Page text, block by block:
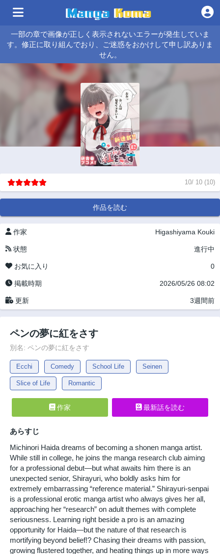
一部の章で画像が正しく表示されないエラーが発生していま
す。修正に取り組んでおり、ご迷惑をおかけして申し訳ありま
せん。
10/ 10 (10)
作品を読む
作家 Higashiyama Kouki
状態 進行中
お気に入り 0
掲載時期 2026/05/26 08:02
更新 3週間前
ペンの夢に紅をさす
別名: ペンの夢に紅をさす
Ecchi Comedy School Life Seinen
Slice of Life Romantic
作家 最新話を読む
あらすじ
Michinori Haida dreams of becoming a shonen manga artist.
While still in college, he joins the manga research club aiming
for a professional debut—but what awaits him there is an
unexpected senior, Shirayuri, who boldly asks him for
extremely embarrassing “reference material.” Shirayuri-senpai
is a professional erotic manga artist who always gives her all,
approaching her “research” on adult themes with complete
seriousness. Learning right beside a pro is an amazing
opportunity for Haida—but the nature of that research is
mortifying beyond belief!? Chasing their dreams with passion,
growing flustered together, and heating things up in more ways